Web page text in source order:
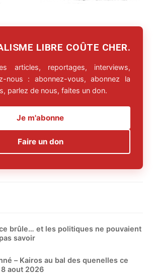
LIBRE COÛTE CHER.
articles, reportages, interviews,
nous : abonnez-vous, abonnez la
parlez de nous, faites un don.
Je m'abonne
Faire un don
brûle… et les politiques ne pouvaient
savoir
– Kairos au bal des quenelles ce
aout 2026